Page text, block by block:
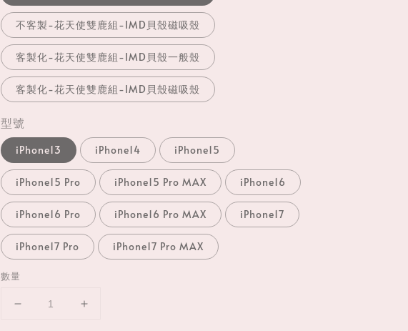
不客製-花天使雙鹿組-IMD貝殼磁吸殼
客製化-花天使雙鹿組-IMD貝殼一般殼
客製化-花天使雙鹿組-IMD貝殼磁吸殼
型號
iPhone13 iPhone14 iPhone15
iPhone15 Pro iPhone15 Pro MAX iPhone16
iPhone16 Pro iPhone16 Pro MAX iPhone17
iPhone17 Pro iPhone17 Pro MAX
數量